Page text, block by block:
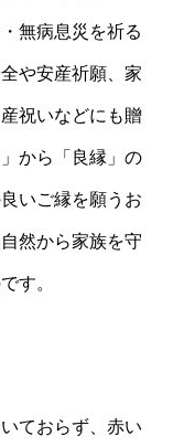
無病息災を祈る
や安産祈願、家
祝いなどにも贈
から「良縁」の
いご縁を願うお
然から家族を守
す。
ておらず、赤い